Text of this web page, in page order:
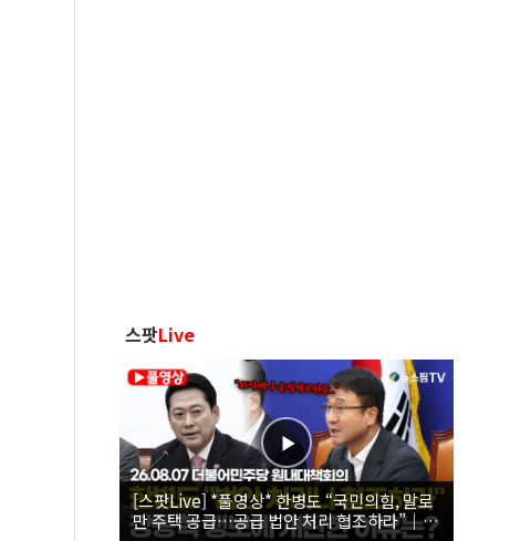
스팟Live
[스팟Live] *풀영상* 한병도 “국민의힘, 말로
만 주택 공급…공급 법안 처리 협조하라”｜